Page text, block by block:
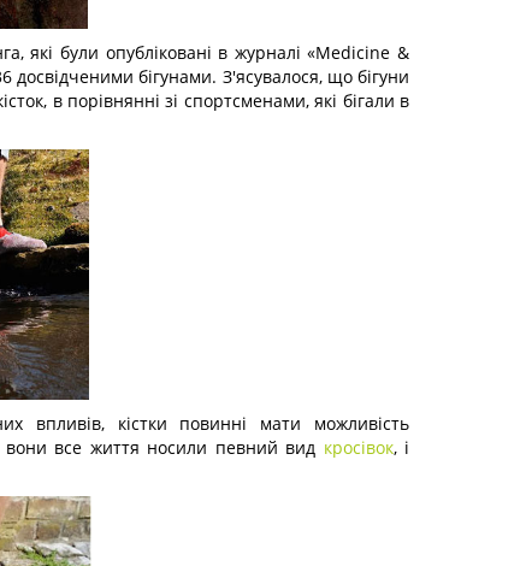
які були опубліковані в журналі «Medicine &
досвідченими бігунами. З'ясувалося, що бігуни
в порівнянні зі спортсменами, які бігали в
впливів, кістки повинні мати можливість
вони все життя носили певний вид кросівок, і